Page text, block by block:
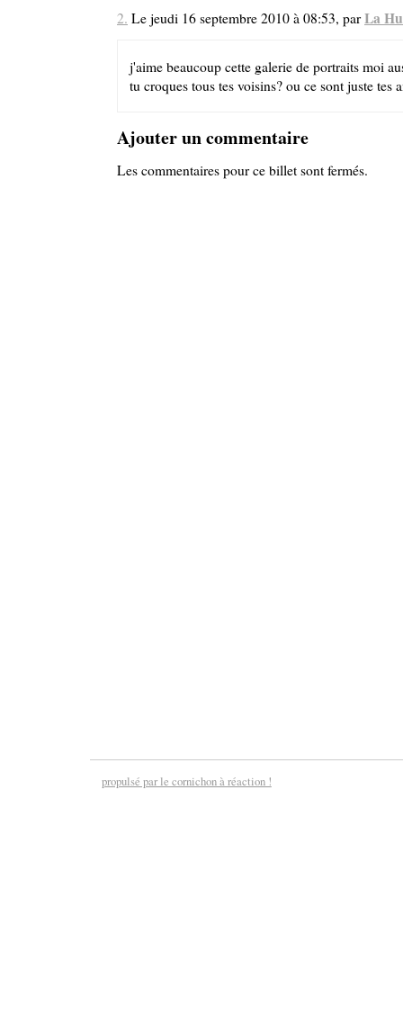
2. Le jeudi 16 septembre 2010 à 08:53, parLa
j'aime beaucoup cette galerie de portraits moi
tu croques tous tes voisins? ou ce sont juste tes
Ajouter un commentaire
Les commentaires pour ce billet sont fermés.
propulsé par le cornichon à réaction !